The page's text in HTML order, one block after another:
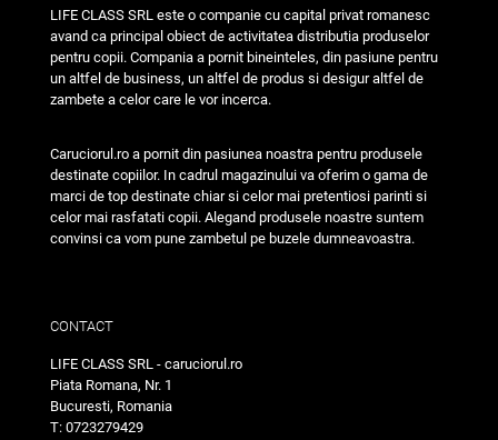
LIFE CLASS SRL este o companie cu capital privat romanesc
avand ca principal obiect de activitatea distributia produselor
pentru copii. Compania a pornit bineinteles, din pasiune pentru
un altfel de business, un altfel de produs si desigur altfel de
zambete a celor care le vor incerca.
Caruciorul.ro a pornit din pasiunea noastra pentru produsele
destinate copiilor. In cadrul magazinului va oferim o gama de
marci de top destinate chiar si celor mai pretentiosi parinti si
celor mai rasfatati copii. Alegand produsele noastre suntem
convinsi ca vom pune zambetul pe buzele dumneavoastra.
CONTACT
LIFE CLASS SRL - caruciorul.ro
Piata Romana, Nr. 1
Bucuresti, Romania
T: 0723279429